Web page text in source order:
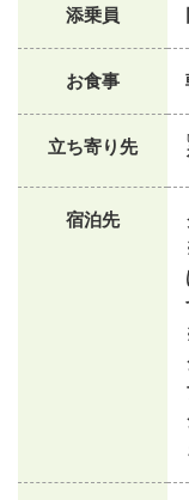
添乗員
お食事
立ち寄り先
宿泊先